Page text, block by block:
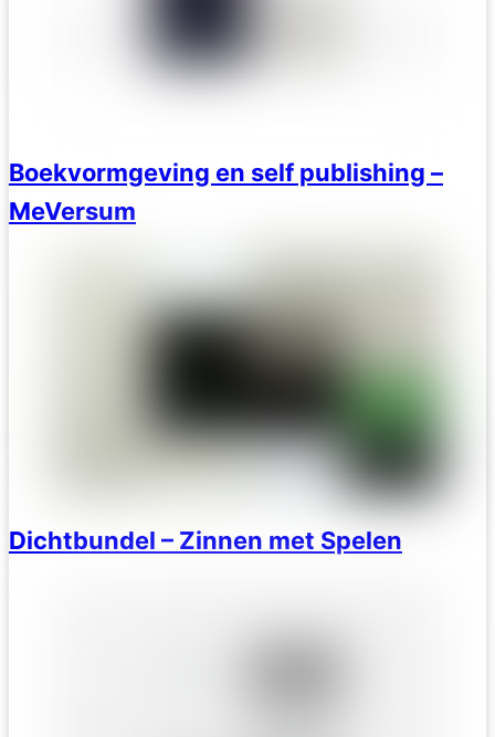
Boekvormgeving en self publishing –
MeVersum
Dichtbundel – Zinnen met Spelen